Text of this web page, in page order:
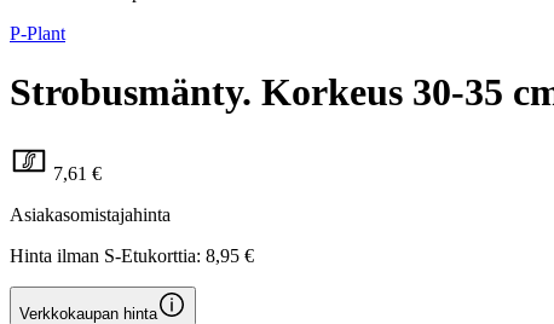
P-Plant
Strobusmänty. Korkeus 30-35
7,61 €
Asiakasomistajahinta
Hinta ilman S-Etukorttia: 8,95 €
Verkkokaupan hinta